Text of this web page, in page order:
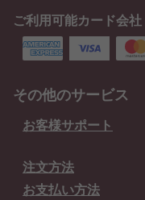
ご利用可能カード会社
その他のサービス
お客様サポート
注文方法
お支払い方法